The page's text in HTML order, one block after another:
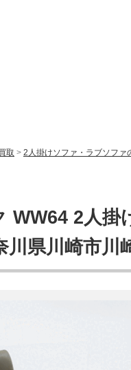
取 > 2人掛けソファ・ラブソファ
WW64 2人
川県川崎市川